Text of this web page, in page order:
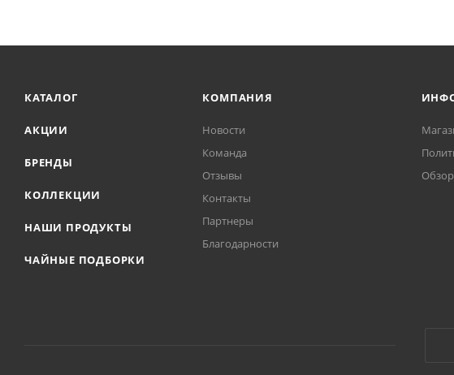
КАТАЛОГ
АКЦИИ
БРЕНДЫ
КОЛЛЕКЦИИ
НАШИ ПРОДУКТЫ
ЧАЙНЫЕ ПОДБОРКИ
КОМПАНИЯ
Новости
Команда
Отзывы
Контакты
Партнеры
Благодарности